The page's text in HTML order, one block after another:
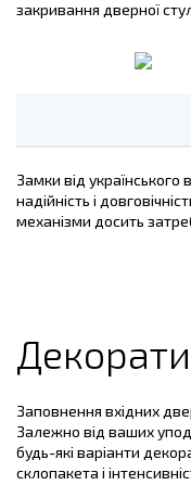
закривання дверної
Замки від
надійність і
механізми досить
Заповнення вхідних
Залежно від ваших
будь-які варіанти
склопакета і